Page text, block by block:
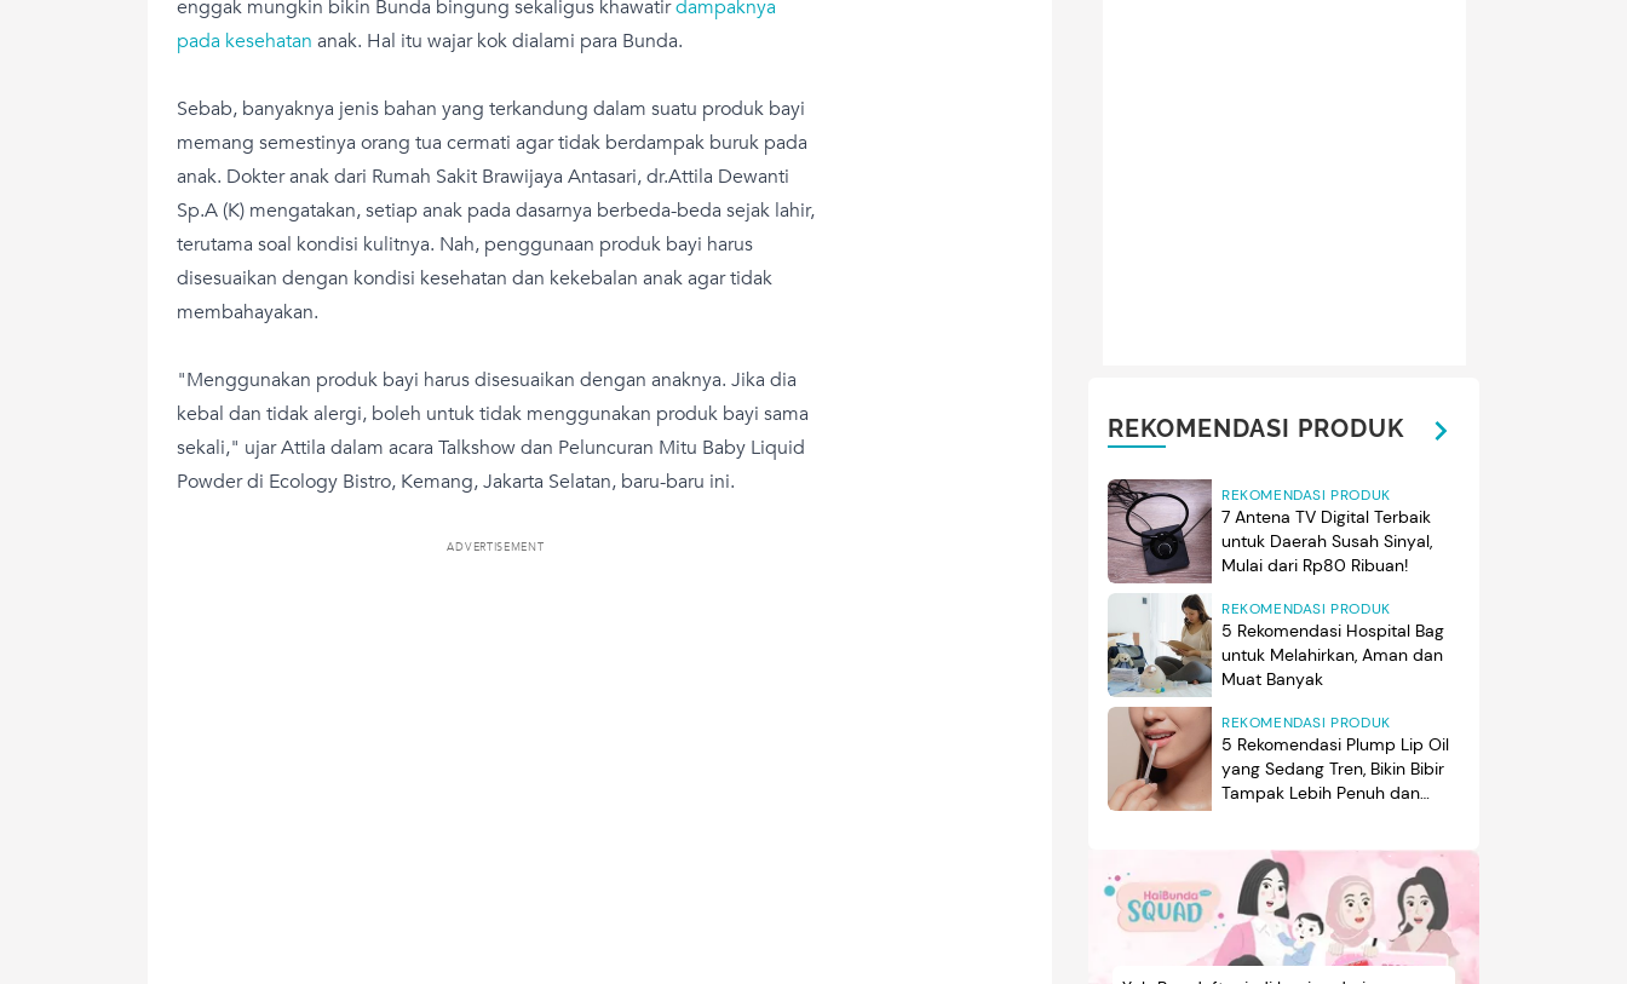
enggak mungkin bikin Bunda bingung sekaligus khawatirdampaknya
pada kesehatan anak. Hal itu wajar kok dialami para Bunda.
Sebab, banyaknya jenis bahan yang terkandung dalam suatu produk bayi
memang semestinya orang tua cermati agar tidak berdampak buruk pada
anak. Dokter anak dari Rumah Sakit Brawijaya Antasari, dr.Attila Dewanti
Sp.A (K) mengatakan, setiap anak pada dasarnya berbeda-beda sejak lahir,
terutama soal kondisi kulitnya. Nah, penggunaan produk bayi harus
disesuaikan dengan kondisi kesehatan dan kekebalan anak agar tidak
membahayakan.
"Menggunakan produk bayi harus disesuaikan dengan anaknya. Jika dia
kebal dan tidak alergi, boleh untuk tidak menggunakan produk bayi sama
sekali," ujar Attila dalam acara Talkshow dan Peluncuran Mitu Baby Liquid
Powder di Ecology Bistro, Kemang, Jakarta Selatan, baru-baru ini.
ADVERTISEMENT
REKOMENDASI PRODUK
REKOMENDASI PRODUK
7 Antena TV Digital Terbaik
untuk Daerah Susah Sinyal,
Mulai dari Rp80 Ribuan!
REKOMENDASI PRODUK
5 Rekomendasi Hospital Bag
untuk Melahirkan, Aman dan
Muat Banyak
REKOMENDASI PRODUK
5 Rekomendasi Plump Lip Oil
yang Sedang Tren, Bikin Bibir
Tampak Lebih Penuh dan